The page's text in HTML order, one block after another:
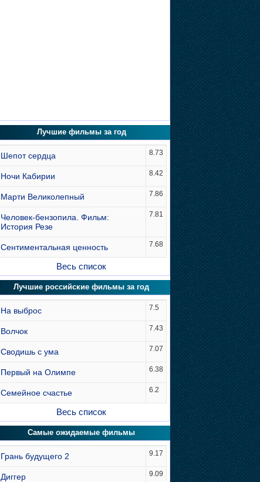
Лучшие фильмы за год
Шепот сердца 8.73
Ночи Кабирии 8.42
Марти Великолепный 7.86
Человек-бензопила. Фильм:
История Резе
7.81
Сентиментальная ценность 7.68
Весь список
Лучшие российские фильмы за год
На выброс 7.5
Волчок 7.43
Сводишь с ума 7.07
Первый на Олимпе 6.38
Семейное счастье 6.2
Весь список
Самые ожидаемые фильмы
Грань будущего 2 9.17
Диггер 9.09